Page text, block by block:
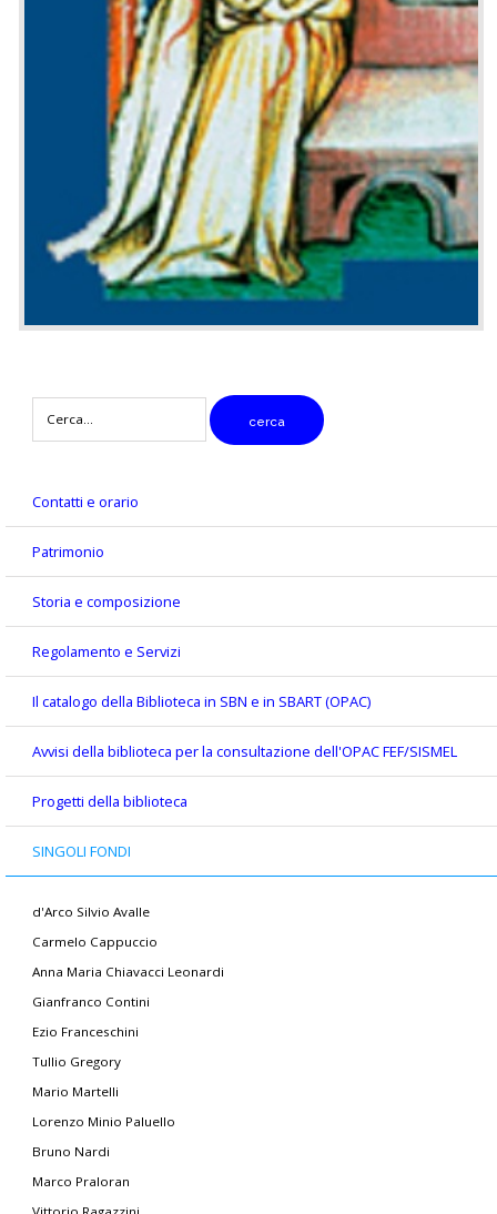
cercare
cerca
Contatti e orario
Patrimonio
Storia e composizione
Regolamento e Servizi
Il catalogo della Biblioteca in SBN e in SBART (OPAC)
Avvisi della biblioteca per la consultazione dell'OPAC FEF/SISMEL
Progetti della biblioteca
SINGOLI FONDI
d'Arco Silvio Avalle
Carmelo Cappuccio
Anna Maria Chiavacci Leonardi
Gianfranco Contini
Ezio Franceschini
Tullio Gregory
Mario Martelli
Lorenzo Minio Paluello
Bruno Nardi
Marco Praloran